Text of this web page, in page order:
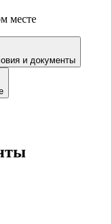
месте
и документы